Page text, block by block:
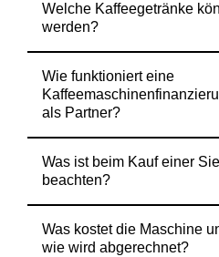
Welche Kaffeegetränke
werden?
Wie funktioniert eine
als Partner?
Was ist beim Kauf einer
beachten?
Was kostet die Maschine
wie wird abgerechnet?